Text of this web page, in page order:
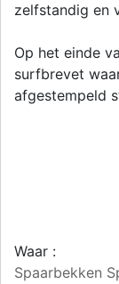
zelfstandig en
Op het einde
surfbrevet
afgestempeld
Waar :
Spaarbekken